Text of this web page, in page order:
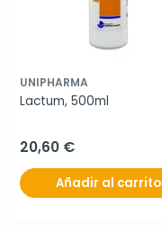
UNIPHARMA
Lactum, 500ml
20,60 €
Añadir al carrito